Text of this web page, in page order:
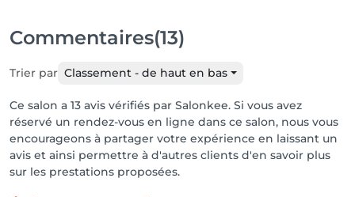
Commentaires(13)
Trier par Classement - de haut en bas
Ce salon a 13 avis vérifiés par Salonkee. Si vous avez
réservé un rendez-vous en ligne dans ce salon, nous vous
encourageons à partager votre expérience en laissant un
avis et ainsi permettre à d'autres clients d'en savoir plus
sur les prestations proposées.